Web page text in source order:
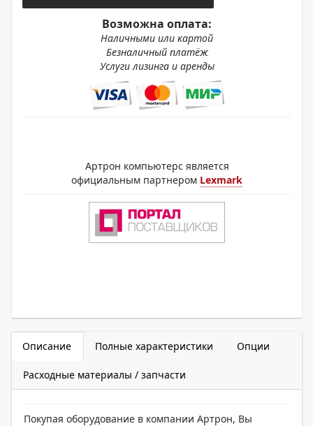
Возможна оплата:
Наличными или картой
Безналичный платёж
Услуги лизинга и аренды
Артрон компьютерс является
официальным партнером Lexmark
Описание Полные характеристики Опции
Расходные материалы / запчасти
Покупая оборудование в компании Артрон, Вы